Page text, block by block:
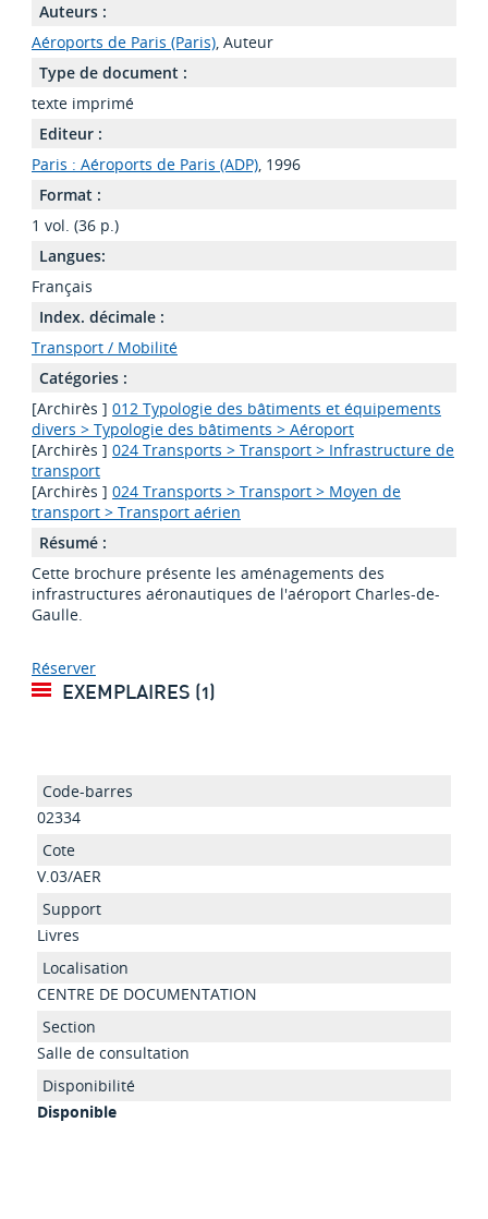
Auteurs :
Aéroports de Paris (Paris), Auteur
Type de document :
texte imprimé
Editeur :
Paris : Aéroports de Paris (ADP), 1996
Format :
1 vol. (36 p.)
Langues:
Français
Index. décimale :
Transport / Mobilité
Catégories :
[Archirès ] 012 Typologie des bâtiments et équipements
divers > Typologie des bâtiments > Aéroport
[Archirès ] 024 Transports > Transport > Infrastructure de
transport
[Archirès ] 024 Transports > Transport > Moyen de
transport > Transport aérien
Résumé :
Cette brochure présente les aménagements des
infrastructures aéronautiques de l'aéroport Charles-de-
Gaulle.
Réserver
EXEMPLAIRES (1)
02334
V.03/AER
Livres
CENTRE DE DOCUMENTATION
Salle de consultation
Disponible